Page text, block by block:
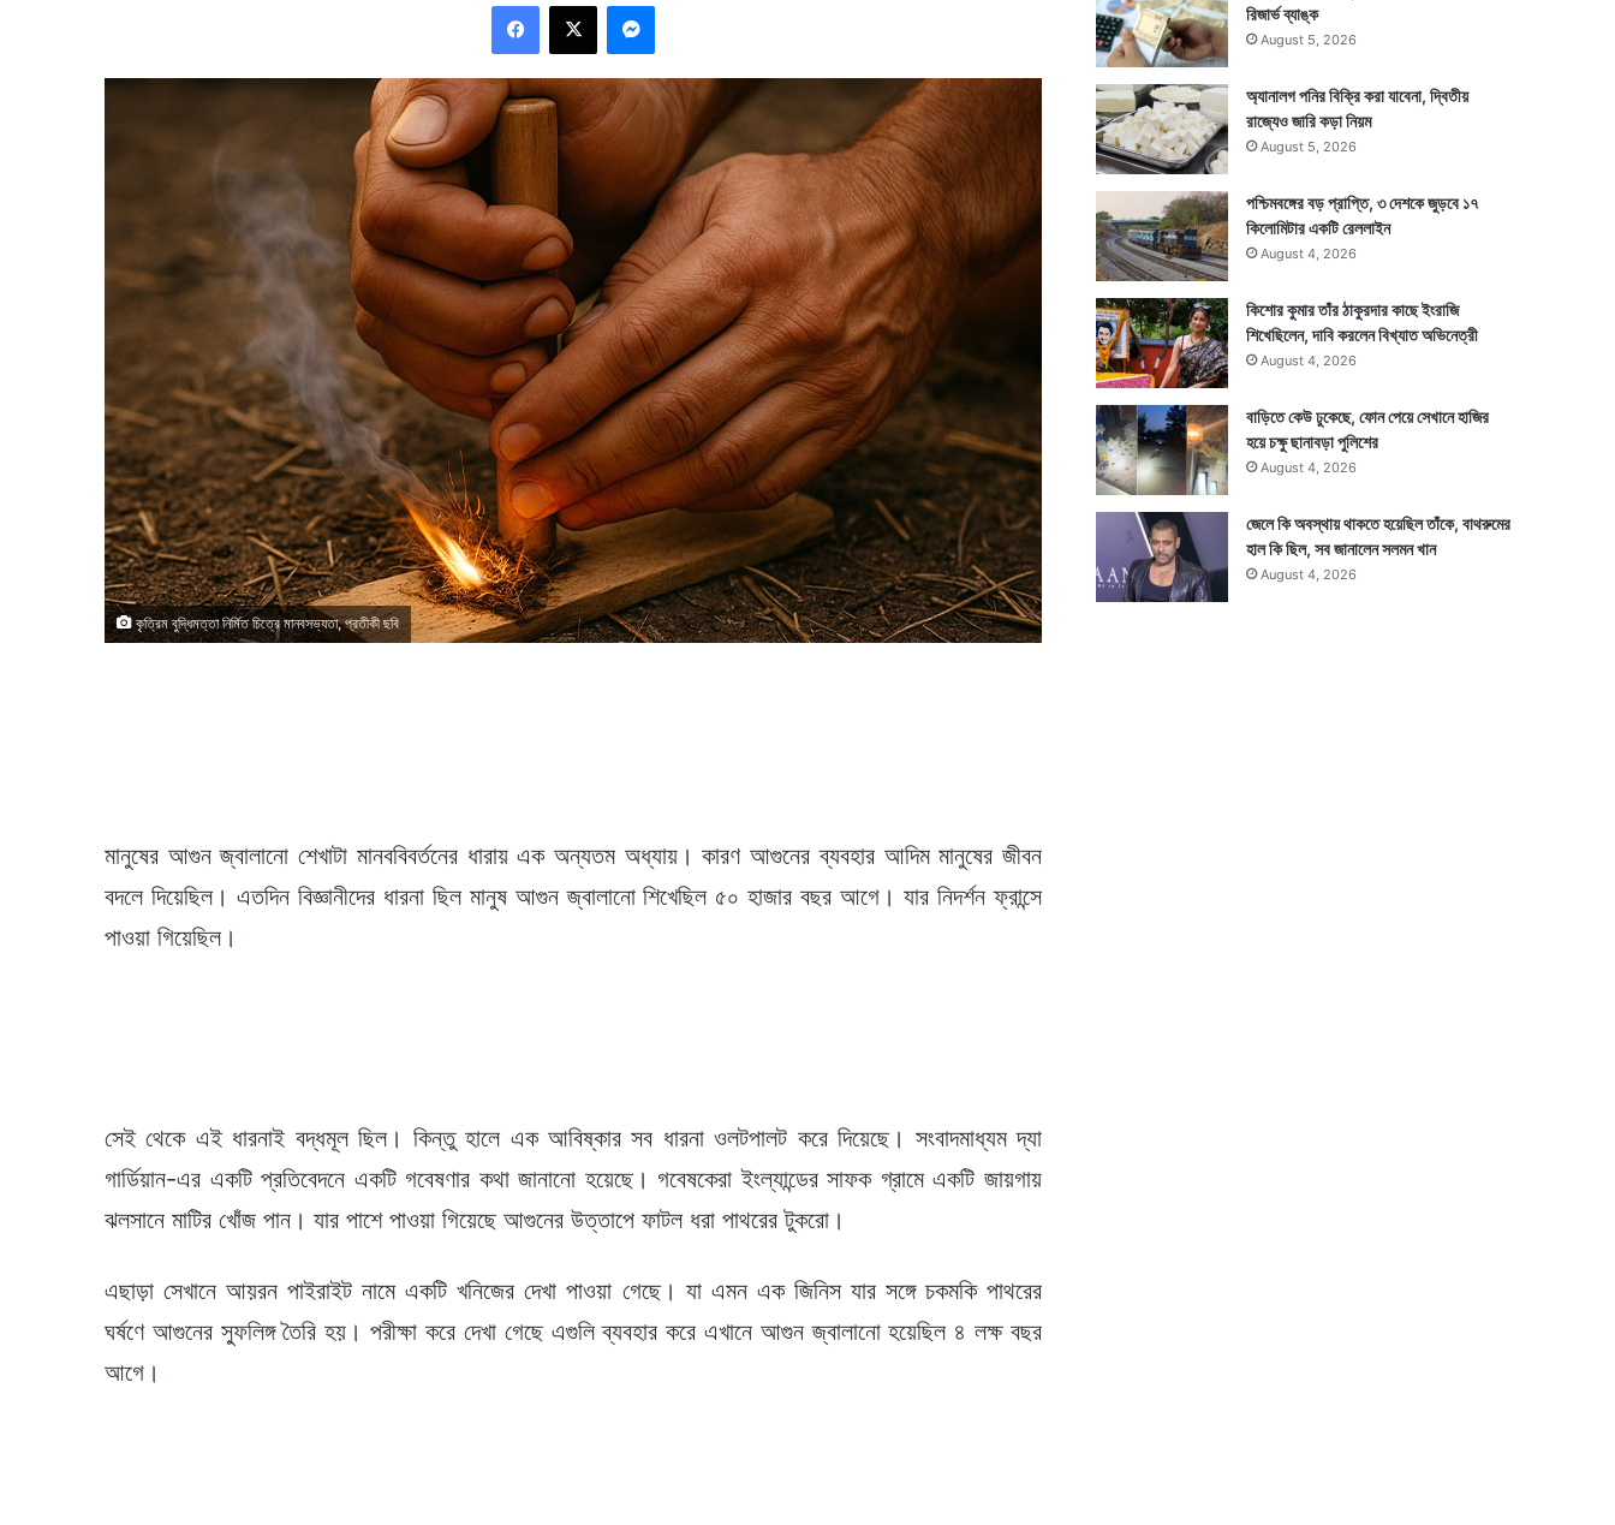
কৃত্রিম বুদ্ধিমত্তা নির্মিত চিত্রে মানবসভ্যতা, প্রতীকী ছবি
মানুষের আগুন জ্বালানো শেখাটা মানববিবর্তনের ধারায় এক অন্যতম অধ্যায়। কারণ আগুনের ব্যবহার আদিম মানুষের জীবন
বদলে দিয়েছিল। এতদিন বিজ্ঞানীদের ধারনা ছিল মানুষ আগুন জ্বালানো শিখেছিল ৫০ হাজার বছর আগে। যার নিদর্শন ফ্রান্সে
পাওয়া গিয়েছিল।
সেই থেকে এই ধারনাই বদ্ধমূল ছিল। কিন্তু হালে এক আবিষ্কার সব ধারনা ওলটপালট করে দিয়েছে। সংবাদমাধ্যম দ্যা
গার্ডিয়ান-এর একটি প্রতিবেদনে একটি গবেষণার কথা জানানো হয়েছে। গবেষকেরা ইংল্যান্ডের সাফক গ্রামে একটি জায়গায়
ঝলসানে মাটির খোঁজ পান। যার পাশে পাওয়া গিয়েছে আগুনের উত্তাপে ফাটল ধরা পাথরের টুকরো।
এছাড়া সেখানে আয়রন পাইরাইট নামে একটি খনিজের দেখা পাওয়া গেছে। যা এমন এক জিনিস যার সঙ্গে চকমকি পাথরের
ঘর্ষণে আগুনের স্ফুলিঙ্গ তৈরি হয়। পরীক্ষা করে দেখা গেছে এগুলি ব্যবহার করে এখানে আগুন জ্বালানো হয়েছিল ৪ লক্ষ বছর
আগে।
রিজার্ভ ব্যাঙ্ক
August 5, 2026
অ্যানালগ পনির বিক্রি করা যাবেনা, দ্বিতীয়
রাজ্যেও জারি কড়া নিয়ম
August 5, 2026
পশ্চিমবঙ্গের বড় প্রাপ্তি, ৩ দেশকে জুড়বে ১৭
কিলোমিটার একটি রেললাইন
August 4, 2026
কিশোর কুমার তাঁর ঠাকুরদার কাছে ইংরাজি
শিখেছিলেন, দাবি করলেন বিখ্যাত অভিনেত্রী
August 4, 2026
বাড়িতে কেউ ঢুকেছে, ফোন পেয়ে সেখানে হাজির
হয়ে চক্ষু ছানাবড়া পুলিশের
August 4, 2026
জেলে কি অবস্থায় থাকতে হয়েছিল তাঁকে, বাথরুমের
হাল কি ছিল, সব জানালেন সলমন খান
August 4, 2026